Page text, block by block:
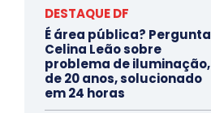
DESTAQUE DF
É área pública? Pergunta
Celina Leão sobre
problema de iluminação,
de 20 anos, solucionado
em 24 horas